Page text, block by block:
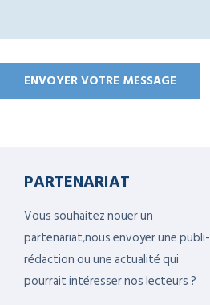
PARTENARIAT
Vous souhaitez nouer un
partenariat,nous envoyer une publi-
rédaction ou une actualité qui
pourrait intéresser nos lecteurs ?